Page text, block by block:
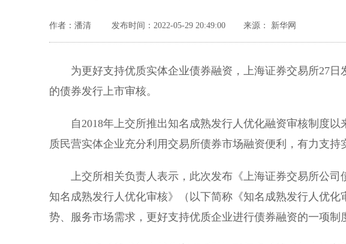
作者：潘清 发布时间：2022-05-29 20:49:00 来源： 新华网
为更好支持优质实体企业债券融资，上海证券交易所27日
的债券发行上市审核。
自2018年上交所推出知名成熟发行人优化融资审核制度以
质民营实体企业充分利用交易所债券市场融资便利，有力支持
上交所相关负责人表示，此次发布《上海证券交易所公
知名成熟发行人优化审核》（以下简称《知名成熟发行人优
势、服务市场需求，更好支持优质企业进行债券融资的一项制